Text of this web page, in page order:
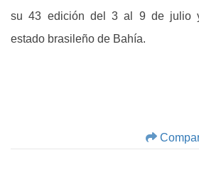
su 43 edición del 3 al 9 de julio
estado brasileño de Bahía.